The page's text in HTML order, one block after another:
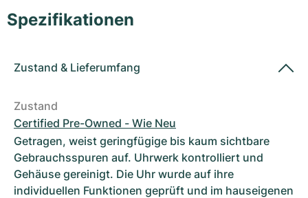
Spezifikationen
Zustand & Lieferumfang
Zustand
Certified Pre-Owned - Wie Neu
Getragen, weist geringfügige bis kaum sichtbare
Gebrauchsspuren auf. Uhrwerk kontrolliert und
Gehäuse gereinigt. Die Uhr wurde auf ihre
individuellen Funktionen geprüft und im hauseigenen